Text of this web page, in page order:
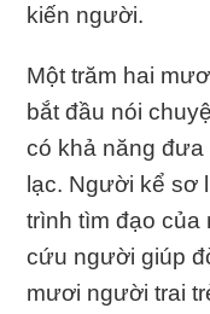
kiến người.
Một trăm hai
bắt đầu nói
có khả năng đưa
lạc. Người kể sơ
trình tìm đạo của
cứu người giúp
mươi người trai